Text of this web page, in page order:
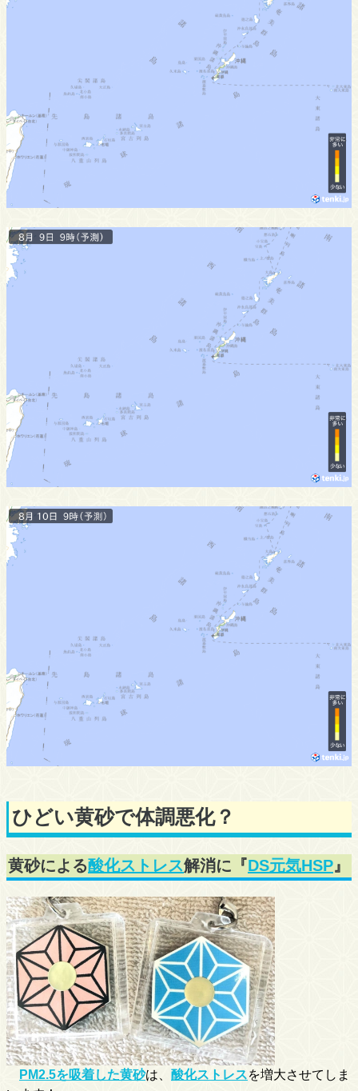
ひどい黄砂で体調悪化？
黄砂による酸化ストレス解消に『DS元気HSP』
PM2.5を吸着した黄砂は、 酸化ストレスを増大させてしま